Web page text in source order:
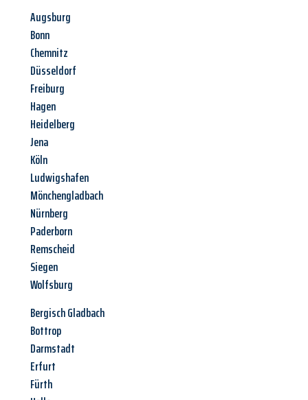
Augsburg
Bonn
Chemnitz
Düsseldorf
Freiburg
Hagen
Heidelberg
Jena
Köln
Ludwigshafen
Mönchengladbach
Nürnberg
Paderborn
Remscheid
Siegen
Wolfsburg
Bergisch Gladbach
Bottrop
Darmstadt
Erfurt
Fürth